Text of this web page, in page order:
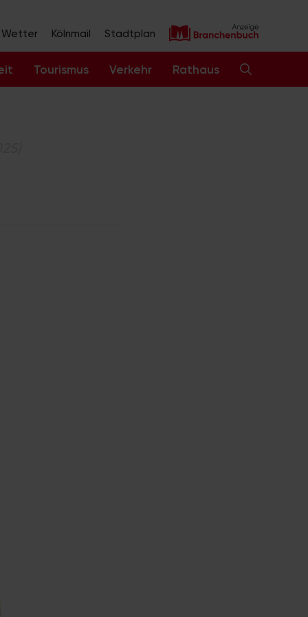
Wetter Kölnmail Stadtplan
Tourismus Verkehr Rathaus